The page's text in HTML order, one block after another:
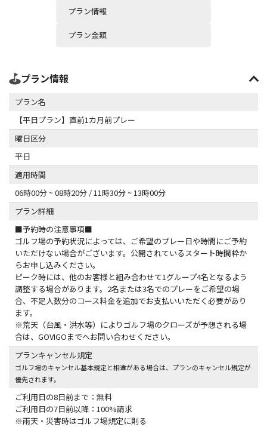
プラン情報
プラン金額
プラン情報
プラン名
【平日プラン】直前1カ月前プレー
曜日区分
平日
適用時間
06時00分 ~ 08時20分 / 11時30分 ~ 13時00分
プラン詳細
■予約時の注意事項■
ゴルフ場の予約状況によっては、ご希望のプレー日や時間にご予約
いただけない場合がございます。公開されているスタート時間枠か
らお申し込みください。
ピーク時には、他のお客様と組み合わせて1グループ4名となるよう
調整する場合があります。2名または3名でのプレーをご希望の場
合、不足人数分のコース料金を追加でお支払いいただく必要があり
ます。
※荒天（台風・洪水等）によりゴルフ場のクローズが予想される場
合は、GOVIGOまでへお問い合わせください。
プランキャンセル規定
ゴルフ場のキャンセル基本規定と相違がある場合は、プランのキャンセル規定が
優先されます。
ご利用日の8日前まで：無料
ご利用日の7日前以降：100%請求
※雨天・災害時はゴルフ場規定に則る